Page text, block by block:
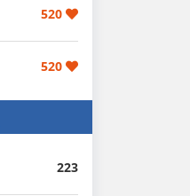
520
520
223